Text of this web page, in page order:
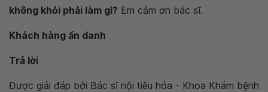
không khỏi phải làm gì? Em cảm ơn bác sĩ.
Khách hàng ẩn danh
Trả lời
Được giải đáp bởi Bác sĩ nội tiêu hóa - Khoa Khám bệnh